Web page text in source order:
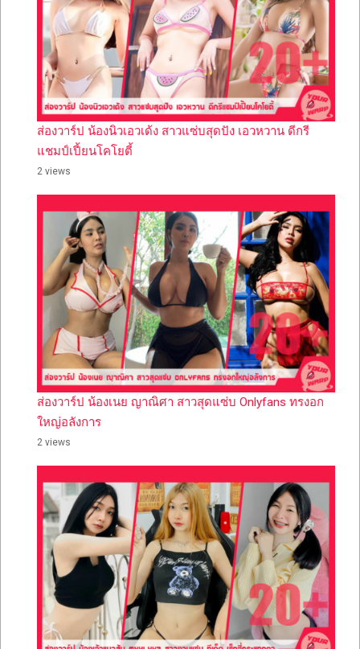
ส่องวาร์ป น้องนิวเอวเด้ง สาวแซ่บสุดปัง เอวหวาน ดีกรี
แชมป์เปี้ยนโคโยตี้
2 views
ส่องวาร์ป น้องเนย ญาณิศา สาวสุดแซ่บ Onlyfans ทรงอก
ใหญ่อลังการ
2 views